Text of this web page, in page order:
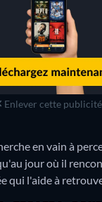
Enlever cette publicité
en vain à
jour où il
qui l'aide à